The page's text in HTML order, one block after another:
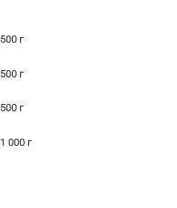
500 г
500 г
500 г
1 000 г